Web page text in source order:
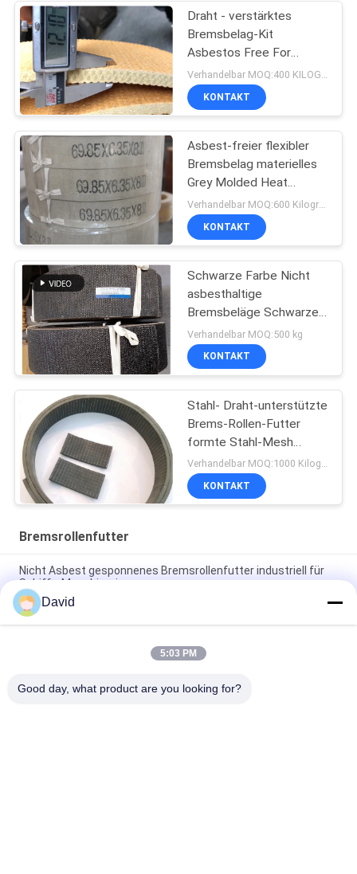
Draht - verstärktes
Bremsbelag-Kit
Asbestos Free For
Winch-Öl Wells
KONTAKT
Asbest-freier flexibler
Bremsbelag materielles
Grey Molded Heat
Resisting
KONTAKT
Schwarze Farbe Nicht
asbesthaltige
Bremsbeläge Schwarze
Gewebte Bremsbeläge
Dunkle Bremse
Verhandelbar MOQ:500 kg
KONTAKT
Stahl- Draht-unterstützte
Brems-Rollen-Futter
formte Stahl-Mesh
Reinforced Rubber
Material
Verhandelbar MOQ:1000 Kilogramm
KONTAKT
Bremsrollenfutter
Nicht Asbest gesponnenes Bremsrollenfutter industriell für
Schiffs-Maschinerie
Teile für Autozüge Bremsrollen Auskleidung mit Kupferbraun
für Bremstrommel Bremsschuh
Glasviskose-Bremsband-mit neues Futter versehende
David
5:03 PM
Good day, what product are you looking for?